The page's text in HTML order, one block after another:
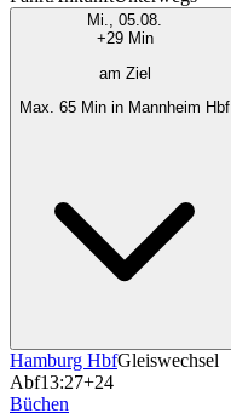
Mi., 05.08.
+29 Min
am Ziel
Max. 65 Min in Mannheim Hbf
Hamburg HbfGleiswechsel
Abf13:27+24
Büchen